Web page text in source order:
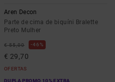
Aren Decon
Parte de cima de biquíni Bralette
Preto Mulher
€ 55,00 46%
€ 29,70
OFERTAS